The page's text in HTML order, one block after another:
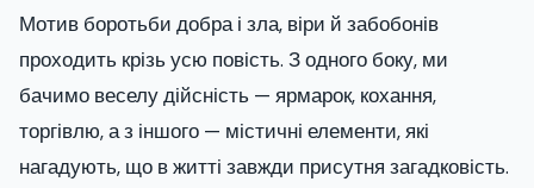
Мотив боротьби добра і зла, віри й забобонів
проходить крізь усю повість. З одного боку, ми
бачимо веселу дійсність — ярмарок, кохання,
торгівлю, а з іншого — містичні елементи, які
нагадують, що в житті завжди присутня загадковість.